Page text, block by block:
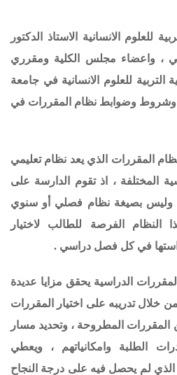
الانسانية الاستاذ الدكتور
مجلس الكلية ومقرري
للعلوم الانسانية في جامعة
وضوابط نظام المقررات في
الذي يعدنظام تعليمي
، اذ تقوم الدارسة على
بصيغة نظام فصلي أو سنوي
الفرصة للطالب لاختيار
في كل فصل دراسي .
الدراسية يحقق مزايا عديدة
تدريبه على اختيار المقررات
المطروحة ، وتحديد مسار
وامكانياتهم ،
ويعطي
لم يحصل فيه على درجة النجاح